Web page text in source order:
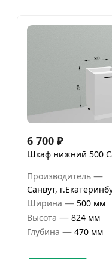
6 700 ₽
Шкаф нижний 500
Производитель —
Санвут,
Ширина — 500 мм
Высота — 824 мм
Глубина — 470 мм